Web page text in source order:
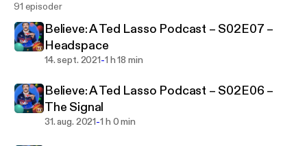
91 episoder
Believe: A Ted Lasso Podcast – S02E07 –
Headspace
14. sept. 2021-1 h 18 min
Believe: A Ted Lasso Podcast – S02E06 –
The Signal
31. aug. 2021-1 h 0 min